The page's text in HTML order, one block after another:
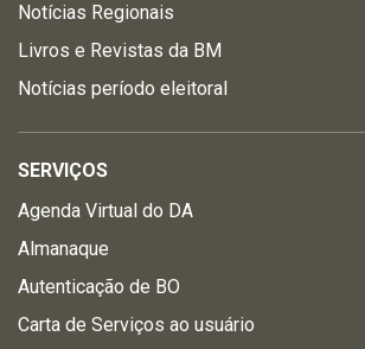
Notícias Regionais
Livros e Revistas da BM
Notícias período eleitoral
SERVIÇOS
Agenda Virtual do DA
Almanaque
Autenticação de BO
Carta de Serviços ao usuário